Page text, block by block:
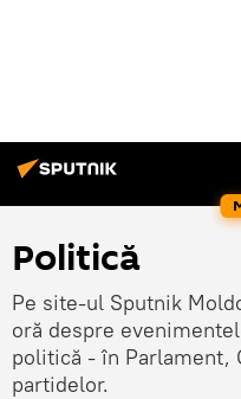
Politică
Pe site-ul Sputnik
oră despre
politică - în Parlament,
partidelor.